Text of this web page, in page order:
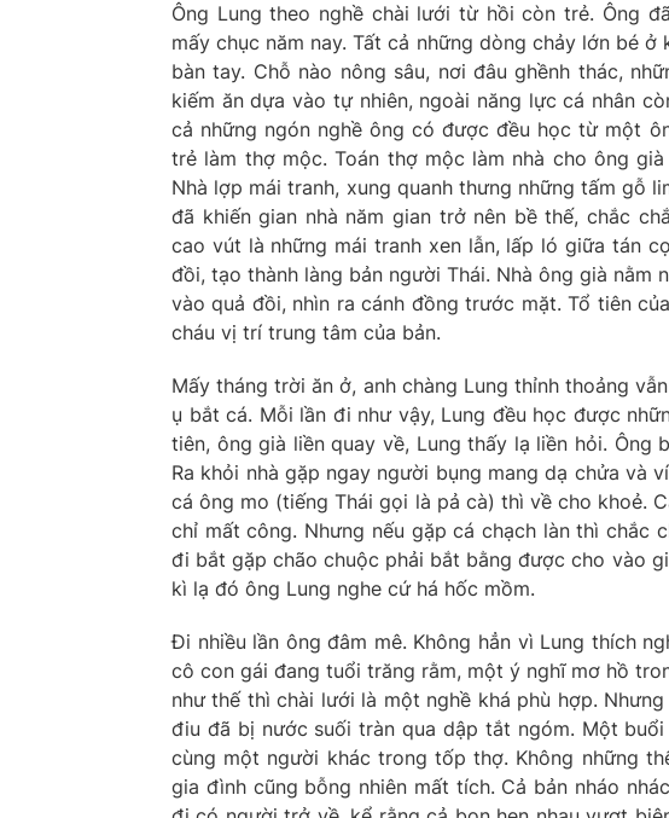
Ông Lung theo nghề chài lưới từ hồi còn trẻ. Ông
mấy chục năm nay. Tất cả những dòng chảy lớn bé
bàn tay. Chỗ nào nông sâu, nơi đâu ghềnh thác,
kiếm ăn dựa vào tự nhiên, ngoài năng lực cá nhân
cả những ngón nghề ông có được đều học từ một
trẻ làm thợ mộc. Toán thợ mộc làm nhà cho ông
Nhà lợp mái tranh, xung quanh thưng những tấm gỗ
đã khiến gian nhà năm gian trở nên bề thế, chắc
cao vút là những mái tranh xen lẫn, lấp ló giữa tán
đồi, tạo thành làng bản người Thái. Nhà ông già
vào quả đồi, nhìn ra cánh đồng trước mặt. Tổ tiên
cháu vị trí trung tâm của bản.
Mấy tháng trời ăn ở, anh chàng Lung thỉnh thoảng
ụ bắt cá. Mỗi lần đi như vậy, Lung đều học được
tiên, ông già liền quay về, Lung thấy lạ liền hỏi.
Ra khỏi nhà gặp ngay người bụng mang dạ chửa và
cá ông mo (tiếng Thái gọi là pả cà) thì về cho khoẻ.
chỉ mất công. Nhưng nếu gặp cá chạch làn thì chắc
đi bắt gặp chão chuộc phải bắt bằng được cho vào
kì lạ đó ông Lung nghe cứ há hốc mồm.
Đi nhiều lần ông đâm mê. Không hẳn vì Lung thích
cô con gái đang tuổi trăng rằm, một ý nghĩ mơ hồ
như thế thì chài lưới là một nghề khá phù hợp.
điu đã bị nước suối tràn qua dập tắt ngóm. Một
cùng một người khác trong tốp thợ. Không những
gia đình cũng bỗng nhiên mất tích. Cả bản nháo